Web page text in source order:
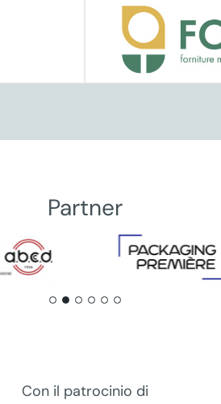
Partner
Con il patrocinio di